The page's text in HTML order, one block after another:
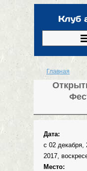
Вы здесь
Главная
Дата:
с 02 декабря,
2017,
Место: